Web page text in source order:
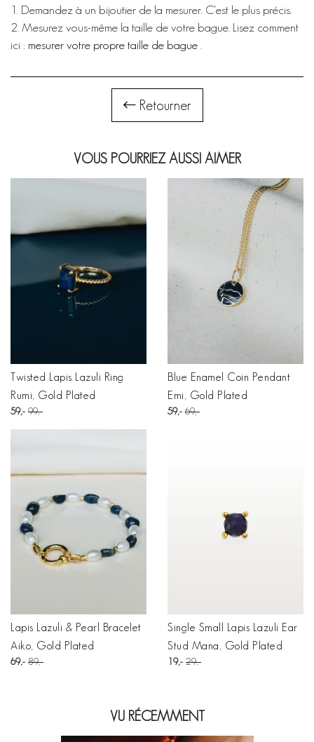
1. Demandez à un bijoutier de la mesurer. C'est le plus précis.
2. Mesurez vous-même la taille de votre bague. Lisez comment
ici : mesurer votre propre taille de bague
Retourner
VOUS POURRIEZ AUSSI AIMER
Twisted Lapis Lazuli Ring
Rumi, Gold Plated
59 99
Blue Enamel Coin Pendant
Emi, Gold Plated
59 69
Lapis Lazuli & Pearl Bracelet
Aiko, Gold Plated
69 89
Single Small Lapis Lazuli Ear
Stud Mana, Gold Plated
19 29
VU RÉCEMMENT